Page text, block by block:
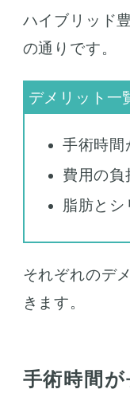
ハイブリッド
の通りです。
手術時間
費用の負
脂肪とシ
それぞれのデ
きます。
手術時間が